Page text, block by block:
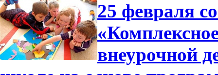
25 февраля
внеурочной